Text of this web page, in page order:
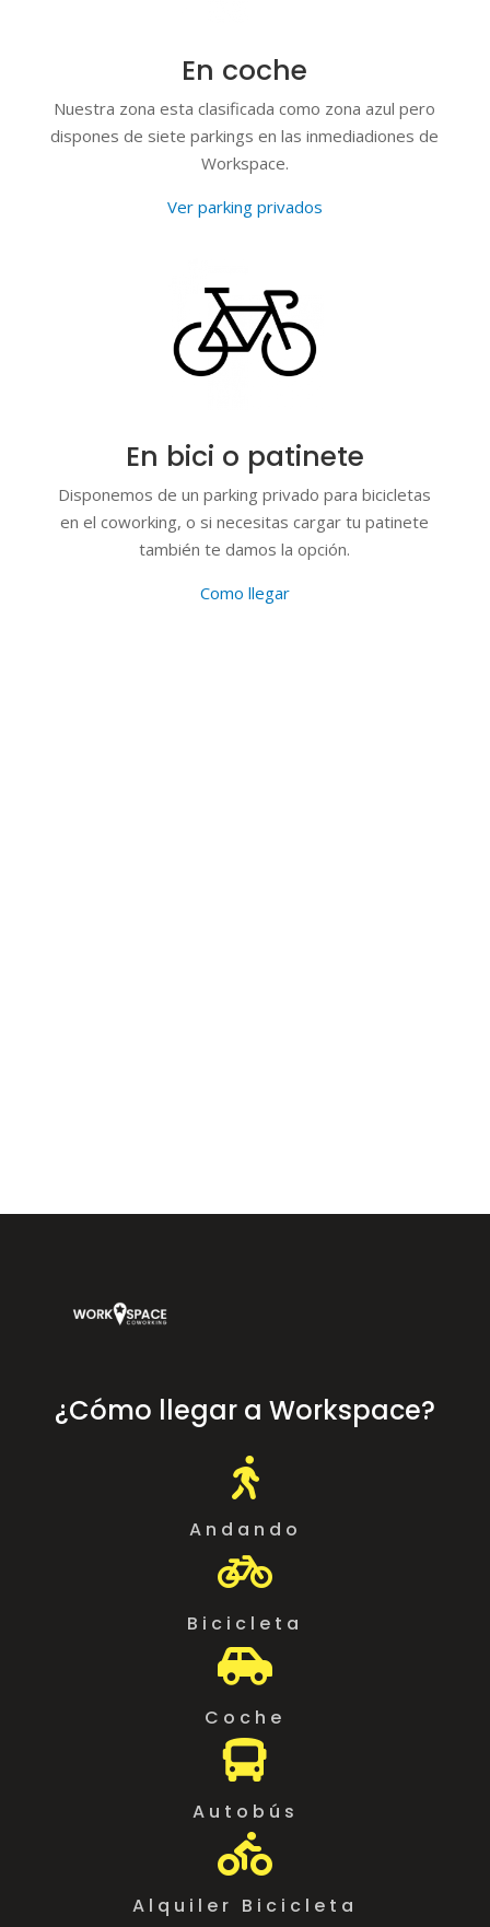
En coche
Nuestra zona esta clasificada como zona azul pero
dispones de siete parkings en las inmediadiones de
Workspace.
Ver parking privados
En bici o patinete
Disponemos de un parking privado para bicicletas
en el coworking, o si necesitas cargar tu patinete
también te damos la opción.
Como llegar
¿Cómo llegar a Workspace?

Andando

Bicicleta

Coche

Autobús

Alquiler Bicicleta